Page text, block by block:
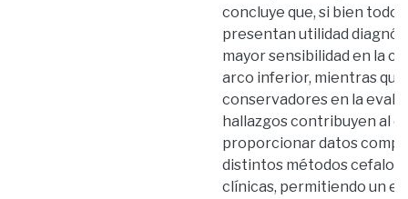
concluye que, si bien
presentan utilidad
mayor sensibilidad en la
arco inferior, mientras que
conservadores en la
hallazgos contribuyen al
proporcionar datos
distintos métodos
clínicas, permitiendo un